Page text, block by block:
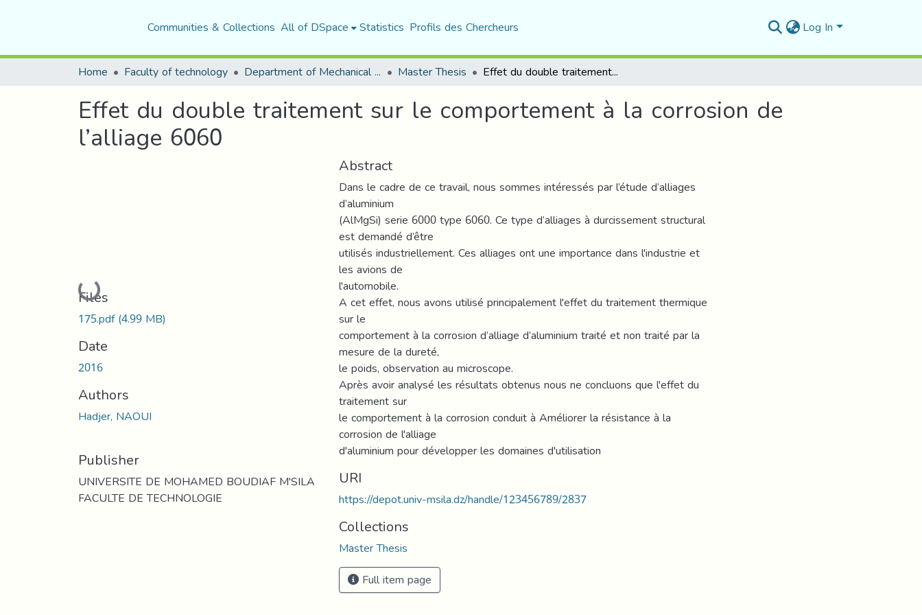
Communities & Collections All of DSpace Statistics Profils des Chercheurs Log In
Home Faculty of technology Department of Mechanical Engineering Master Thesis Effet du double traitement sur le comportement à la corrosion de l’alliage 6060
Effet du double traitement sur le comportement à la corrosion de
l’alliage 6060
Loading...
Files
175.pdf(4.99 MB)
Date
2016
Authors
Hadjer, NAOUI
Publisher
UNIVERSITE DE MOHAMED BOUDIAF M'SILA
FACULTE DE TECHNOLOGIE
Abstract
Dans le cadre de ce travail, nous sommes intéressés par l’étude d’alliages
d’aluminium
(AlMgSi) serie 6000 type 6060. Ce type d’alliages à durcissement structural
est demandé d’être
utilisés industriellement. Ces alliages ont une importance dans l'industrie et
les avions de
l'automobile.
A cet effet, nous avons utilisé principalement l'effet du traitement thermique
sur le
comportement à la corrosion d’alliage d’aluminium traité et non traité par la
mesure de la dureté,
le poids, observation au microscope.
Après avoir analysé les résultats obtenus nous ne concluons que l'effet du
traitement sur
le comportement à la corrosion conduit à Améliorer la résistance à la
corrosion de l'alliage
d'aluminium pour développer les domaines d'utilisation
URI
https://depot.univ-msila.dz/handle/123456789/2837
Collections
Master Thesis
Full item page